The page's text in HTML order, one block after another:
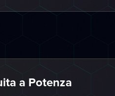
a Potenza